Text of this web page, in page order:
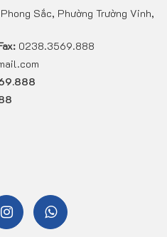
Sắc, Phường Trường Vinh,
0238.3569.888